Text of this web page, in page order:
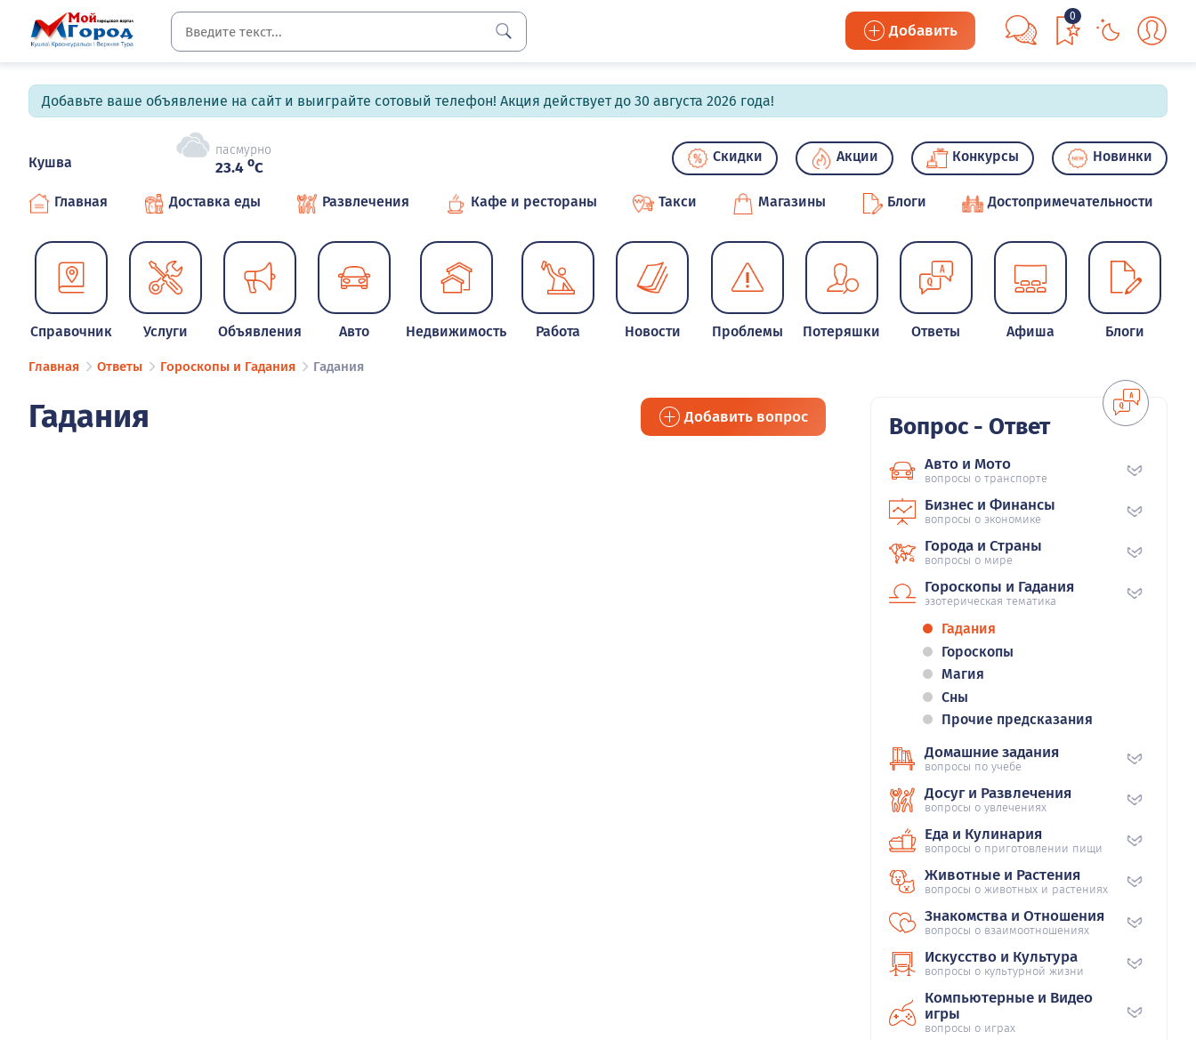
Добавить
0
Добавьте ваше объявление на сайт и выиграйте сотовый телефон! Акция действует до 30 августа 2026 года!
Кушва
пасмурно
23.4 oC
Скидки Акции Конкурсы Новинки
Главная Доставка еды Развлечения Кафе и рестораны Такси Магазины Блоги Достопримечательности
Справочник Услуги Объявления Авто Недвижимость Работа Новости Проблемы Потеряшки Ответы Афиша Блоги
Главная Ответы Гороскопы и Гадания Гадания
Гадания Добавить вопрос Вопрос - Ответ
Авто и Мото
вопросы о транспорте
Бизнес и Финансы
вопросы о экономике
Города и Страны
вопросы о мире
Гороскопы и Гадания
эзотерическая тематика
Гадания
Гороскопы
Магия
Сны
Прочие предсказания
Домашние задания
вопросы по учебе
Досуг и Развлечения
вопросы о увлечениях
Еда и Кулинария
вопросы о приготовлении пищи
Животные и Растения
вопросы о животных и растениях
Знакомства и Отношения
вопросы о взаимоотношениях
Искусство и Культура
вопросы о культурной жизни
Компьютерные и Видео
игры
вопросы о играх